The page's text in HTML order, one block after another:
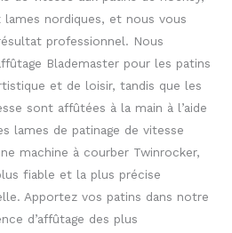
lames nordiques, et nous vous
professionnel. Nous
Blademaster pour les patins
et de loisir, tandis que les
sont affûtées à la main à l’aide
lames de patinage de vitesse
machine à courber Twinrocker,
fiable et la plus précise
Apportez vos patins dans notre
d’affûtage des plus